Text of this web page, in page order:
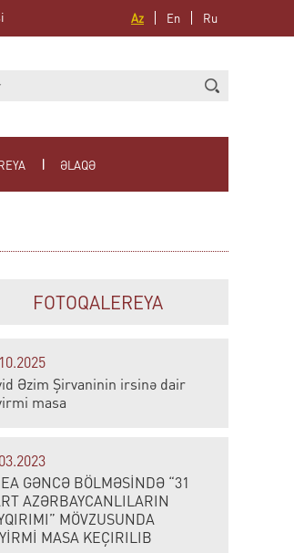
Az En Ru
ƏLAQƏ
FOTOQALEREYA
Əzim Şirvaninin irsinə dair
masa
GƏNCƏ BÖLMƏSİNDƏ “31
AZƏRBAYCANLILARIN
MÖVZUSUNDA
MASA KEÇIRILIB